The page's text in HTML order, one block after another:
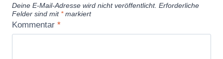
Deine E-Mail-Adresse wird nicht veröffentlicht. Erforderliche
Felder sind mit *markiert
Kommentar *